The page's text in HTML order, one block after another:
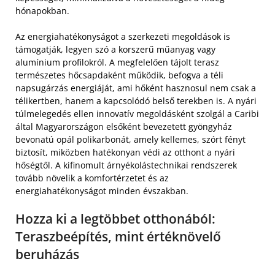
hónapokban.
Az energiahatékonyságot a szerkezeti megoldások is
támogatják, legyen szó a korszerű műanyag vagy
alumínium profilokról. A megfelelően tájolt terasz
természetes hőcsapdaként működik, befogva a téli
napsugárzás energiáját, ami hőként hasznosul nem csak a
télikertben, hanem a kapcsolódó belső terekben is. A nyári
túlmelegedés ellen innovatív megoldásként szolgál a Caribi
által Magyarországon elsőként bevezetett gyöngyház
bevonatú opál polikarbonát, amely kellemes, szórt fényt
biztosít, miközben hatékonyan védi az otthont a nyári
hőségtől. A kifinomult árnyékolástechnikai rendszerek
tovább növelik a komfortérzetet és az
energiahatékonyságot minden évszakban.
Hozza ki a legtöbbet otthonából:
Teraszbeépítés, mint értéknövelő
beruházás